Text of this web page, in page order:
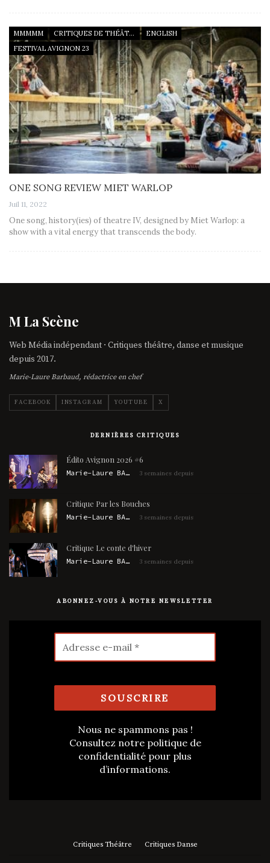
MMMMM CRITIQUES DE THÉÂTRE
ENGLISH
FESTIVAL AVIGNON 23
ONE SONG REVIEW MIET WARLOP
Juil 11, 2022
One song, history(ies) of theatre IV, designed by Miet Warlop: a
show with a vital energy that transcends the body.
M La Scène
Web Média indépendant · Critiques théâtre, danse et musique
depuis 2017.
Marie-Laure Barbaud, rédactrice en chef
FACEBOOK INSTAGRAM YOUTUBE X
DERNIÈRES CRITIQUES
Édito Avignon 2026 #6
Marie-Laure BARBAUD 3 semaines depuis
Critique Par les Bouches
Marie-Laure BARBAUD 3 semaines depuis
Critique Le conte d'hiver
Marie-Laure BARBAUD 3 semaines depuis
ABONNEZ-VOUS À NOTRE NEWSLETTER
Nous ne spammons pas !
Consultez notre politique de
confidentialité pour plus
d’informations.
Critiques Théâtre Critiques Danse